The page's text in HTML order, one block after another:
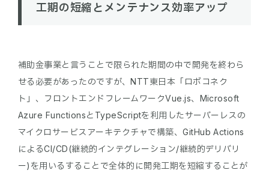
工期の短縮とメンテナンス効率アップ
補助金事業と言うことで限られた期間の中で開発を終わら
せる必要があったのですが、NTT東日本「ロボコネク
ト」、フロントエンドフレームワークVue.js、Microsoft
Azure FunctionsとTypeScriptを利用したサーバーレスの
マイクロサービスアーキテクチャで構築、GitHub Actions
によるCI/CD(継続的インテグレーション/継続的デリバリ
ー)を用いるすることで全体的に開発工期を短縮することが